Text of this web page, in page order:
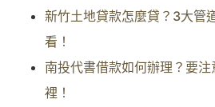
新竹土地貸款怎麼貸？3大管
看！
南投代書借款如何辦理？要
裡！